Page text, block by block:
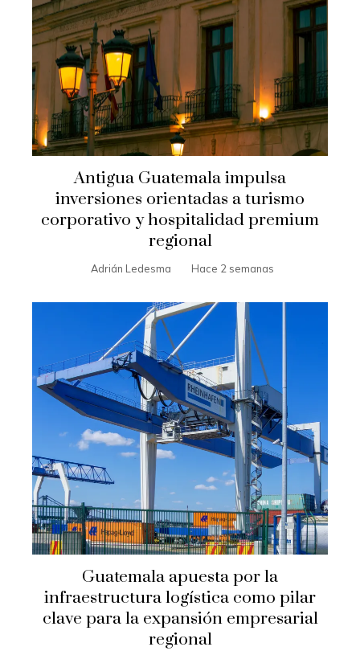
Antigua Guatemala impulsa
inversiones orientadas a turismo
corporativo y hospitalidad premium
regional
Adrián Ledesma Hace 2 semanas
Guatemala apuesta por la
infraestructura logística como pilar
clave para la expansión empresarial
regional